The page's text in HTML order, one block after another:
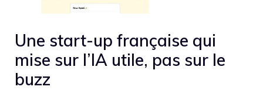
Une start-up française qui
mise sur l’IA utile, pas sur le
buzz